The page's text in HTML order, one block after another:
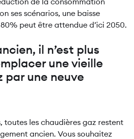
ses scénarios, une baisse
peut être attendue d’ici 2050.
il n’est plus
une vieille
par une neuve
toutes les chaudières gaz restent
ancien. Vous souhaitez